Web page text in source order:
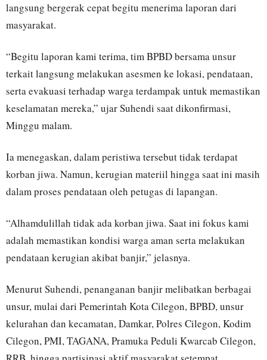
langsung bergerak cepat begitu menerima laporan dari
masyarakat.
“Begitu laporan kami terima, tim BPBD bersama unsur
terkait langsung melakukan asesmen ke lokasi, pendataan,
serta evakuasi terhadap warga terdampak untuk memastikan
keselamatan mereka,” ujar Suhendi saat dikonfirmasi,
Minggu malam.
Ia menegaskan, dalam peristiwa tersebut tidak terdapat
korban jiwa. Namun, kerugian materiil hingga saat ini masih
dalam proses pendataan oleh petugas di lapangan.
“Alhamdulillah tidak ada korban jiwa. Saat ini fokus kami
adalah memastikan kondisi warga aman serta melakukan
pendataan kerugian akibat banjir,” jelasnya.
Menurut Suhendi, penanganan banjir melibatkan berbagai
unsur, mulai dari Pemerintah Kota Cilegon, BPBD, unsur
kelurahan dan kecamatan, Damkar, Polres Cilegon, Kodim
Cilegon, PMI, TAGANA, Pramuka Peduli Kwarcab Cilegon,